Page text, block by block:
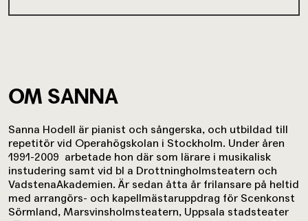
OM SANNA
Sanna Hodell är pianist och sångerska, och utbildad till
repetitör vid Operahögskolan i Stockholm. Under åren
1991-2009 arbetade hon där som lärare i musikalisk
instudering samt vid bl a Drottningholmsteatern och
VadstenaAkademien. Är sedan åtta år frilansare på heltid
med arrangörs- och kapellmästaruppdrag för Scenkonst
Sörmland, Marsvinsholmsteatern, Uppsala stadsteater